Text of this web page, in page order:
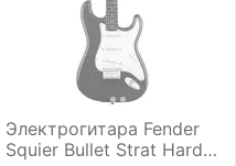
Электрогитара Fender
Squier Bullet Strat Hard